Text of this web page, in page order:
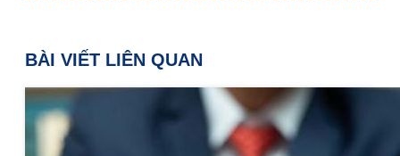
BÀI VIẾT LIÊN QUAN